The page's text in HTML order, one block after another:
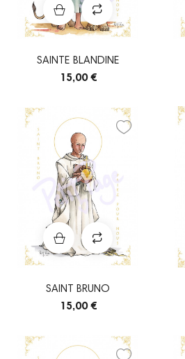
SAINTE BLANDINE
15,00 €
SAINT BRUNO
15,00 €